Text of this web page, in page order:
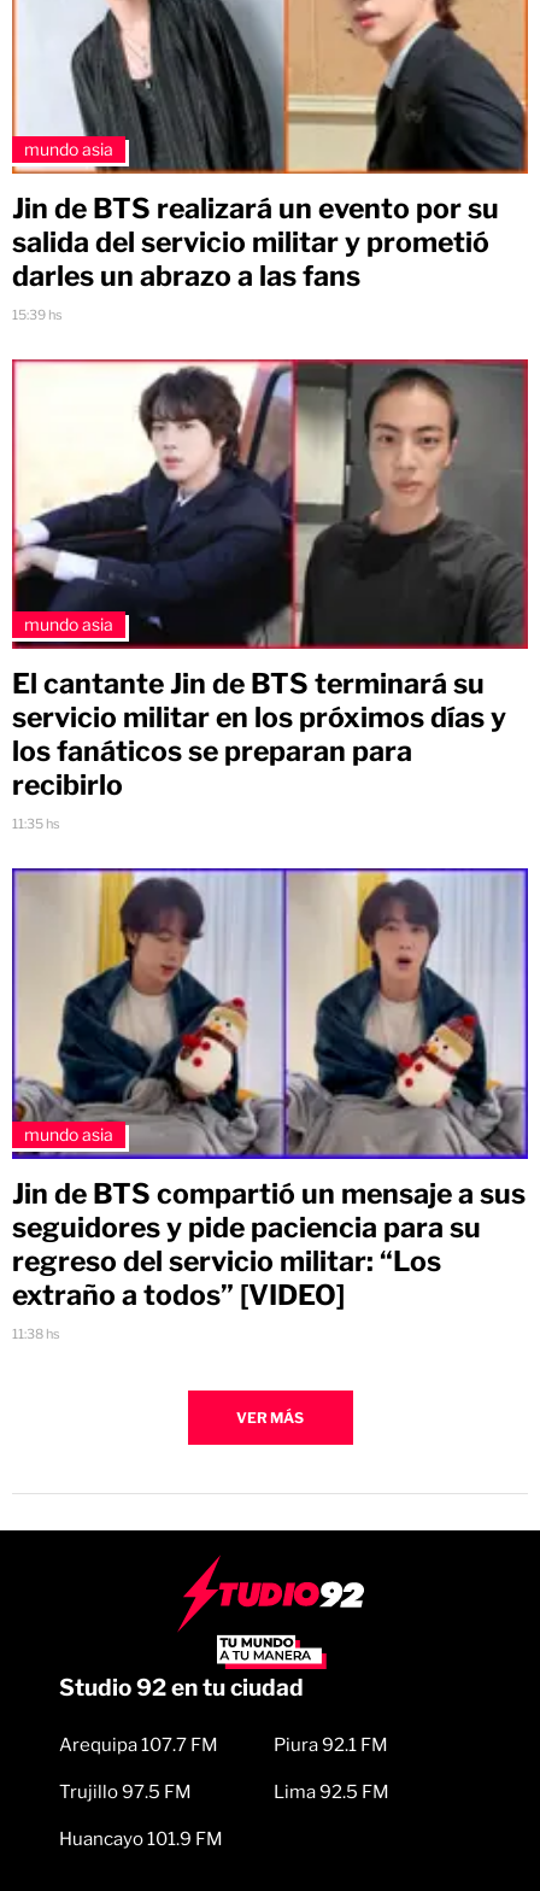
mundo asia
Jin de BTS realizará un evento por su
salida del servicio militar y prometió
darles un abrazo a las fans
15:39 hs
mundo asia
El cantante Jin de BTS terminará su
servicio militar en los próximos días y
los fanáticos se preparan para
recibirlo
11:35 hs
mundo asia
Jin de BTS compartió un mensaje a sus
seguidores y pide paciencia para su
regreso del servicio militar: “Los
extraño a todos” [VIDEO]
11:38 hs
VER MÁS
Studio 92 en tu ciudad
Arequipa 107.7 FM
Trujillo 97.5 FM
Huancayo 101.9 FM
Piura 92.1 FM
Lima 92.5 FM